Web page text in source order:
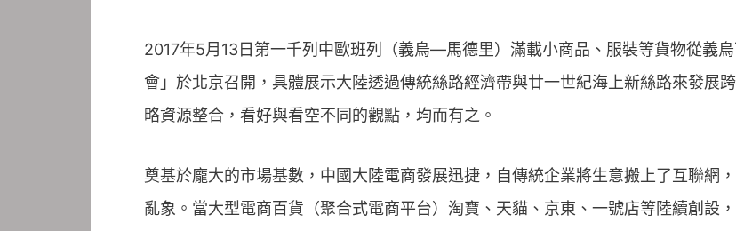
2017年5月13日第一千列中歐班列（義烏—馬德里）滿載小商品、服裝等貨物從義
會」於北京召開，具體展示大陸透過傳統絲路經濟帶與廿一世紀海上新絲路來發展
略資源整合，看好與看空不同的觀點，均而有之。
奠基於龐大的市場基數，中國大陸電商發展迅捷，自傳統企業將生意搬上了互聯網
亂象。當大型電商百貨（聚合式電商平台）淘寶、天貓、京東、一號店等陸續創設